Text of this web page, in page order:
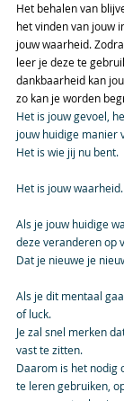
Het behalen van
het vinden van jouw
jouw waarheid.
leer je deze te
dankbaarheid kan
zo kan je worden
Het is jouw gevoel,
jouw huidige manier
Het is wie jij nu bent.
Het is jouw waarheid.
Als je jouw huidige
deze veranderen op
Dat je nieuwe je
Als je dit mentaal
of luck.
Je zal snel merken
vast te zitten.
Daarom is het nodig
te leren gebruiken,